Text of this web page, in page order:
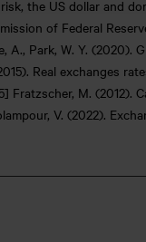
the US dollar and
of Federal
Park, W. Y.
Real exchanges
M. (2012).
V. (2022).